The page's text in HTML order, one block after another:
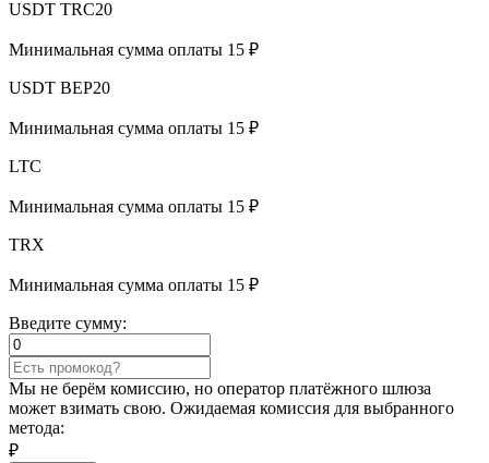
USDT TRC20
Минимальная сумма оплаты 15 ₽
USDT BEP20
Минимальная сумма оплаты 15 ₽
LTC
Минимальная сумма оплаты 15 ₽
TRX
Минимальная сумма оплаты 15 ₽
Введите сумму:
Мы не берём комиссию, но оператор платёжного шлюза
может взимать свою. Ожидаемая комиссия для выбранного
метода:
₽